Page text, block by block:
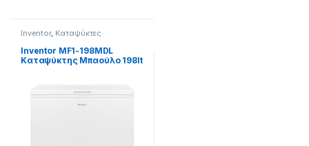
Inventor, Καταψύκτες
Inventor MF1-198MDL
Καταψύκτης Μπαούλο 198lt